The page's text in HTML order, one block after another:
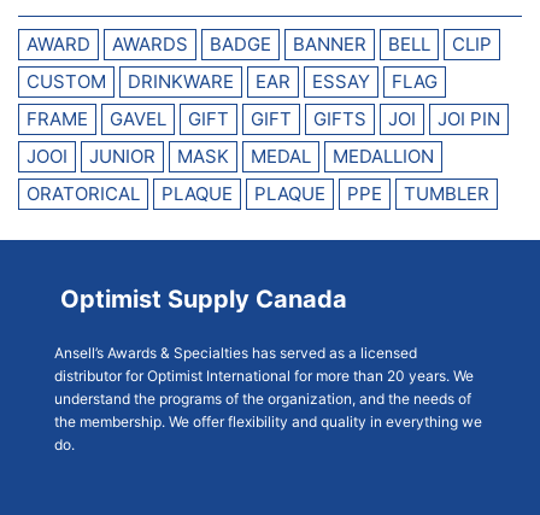
AWARD AWARDS BADGE BANNER BELL
CLIP
CUSTOM
DRINKWARE EAR ESSAY
FLAG
FRAME
GAVEL GIFT GIFT GIFTS JOI
JOI PIN
JOOI
JUNIOR MASK MEDAL
MEDALLION
ORATORICAL
PLAQUE PLAQUE PPE TUMBLER
Optimist Supply Canada
Ansell’s Awards & Specialties has served as a licensed
distributor for Optimist International for more than 20 years. We
understand the programs of the organization, and the needs of
the membership. We offer flexibility and quality in everything we
do.